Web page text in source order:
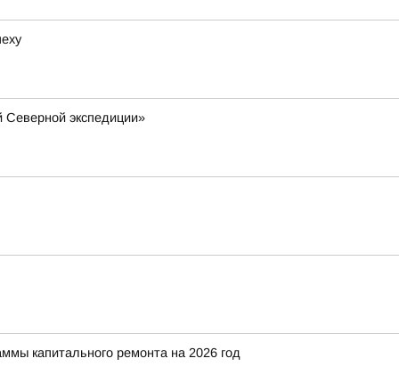
экспедиции»
капитального ремонта на 2026 год